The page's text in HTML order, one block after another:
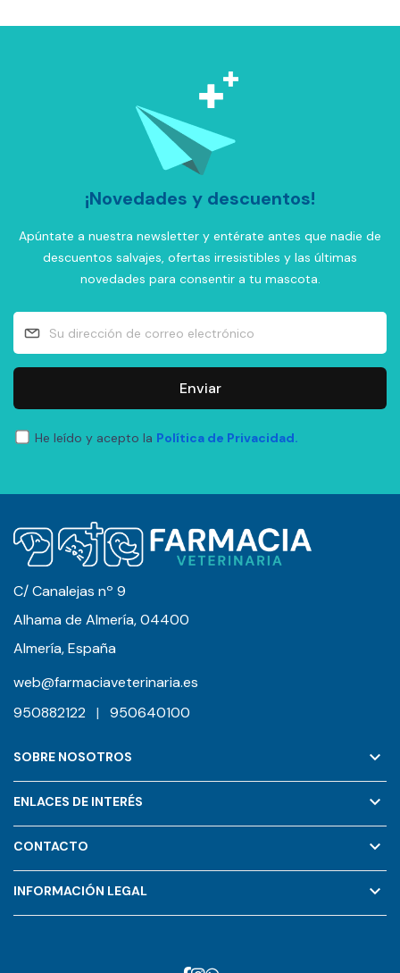
¡Novedades y descuentos!
Apúntate a nuestra newsletter y entérate antes que nadie de
descuentos salvajes, ofertas irresistibles y las últimas
novedades para consentir a tu mascota.
Enviar
He leído y acepto la Política de Privacidad.
C/ Canalejas nº 9
Alhama de Almería, 04400
Almería, España
web@farmaciaveterinaria.es
950882122
| 950640100
SOBRE NOSOTROS keyboard_arrow_down
ENLACES DE INTERÉS keyboard_arrow_down
CONTACTO keyboard_arrow_down
INFORMACIÓN LEGAL keyboard_arrow_down